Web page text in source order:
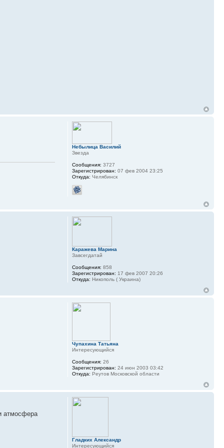
Небылица Василий
Звезда
Сообщения: 3727
Зарегистрирован: 07 фев 2004 23:25
Откуда: Челябинск
Каражева Марина
Завсегдатай
Сообщения: 858
Зарегистрирован: 17 фев 2007 20:26
Откуда: Никополь ( Украина)
Чупахина Татьяна
Интересующийся
Сообщения: 26
Зарегистрирован: 24 июн 2003 03:42
Откуда: Реутов Московской области
атмосфера
Гладких Александр
Интересующийся